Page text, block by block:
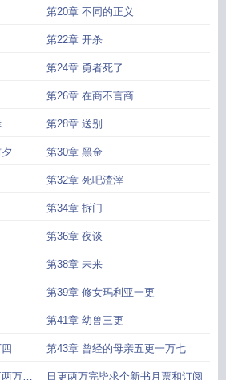
第20章 不同的正义
第22章 开杀
第24章 勇者死了
第26章 在商不言商
第28章 送别
第30章 黑金
第32章 死吧渣滓
第34章 拆门
第36章 夜谈
第38章 未来
第39章 修女玛利亚一更
第41章 幼兽三更
第43章 曾经的母亲五更一万七
万完 日更两万完毕求个新书月票和订阅